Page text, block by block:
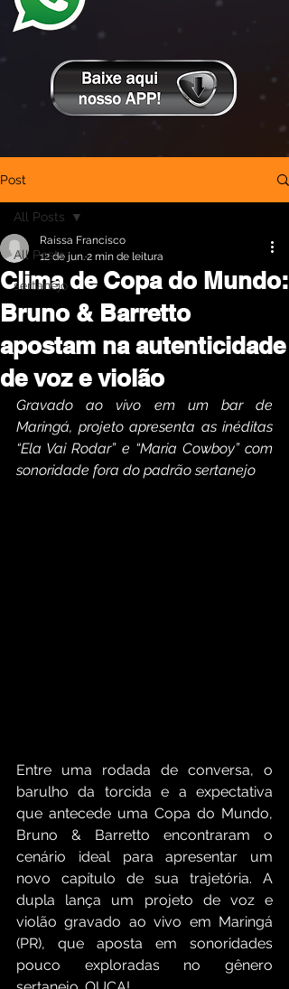
Post
All Posts
sertanejo
All Posts
Clima de Copa do Mundo:
Bruno & Barretto
apostam na autenticidade
de voz e violão
Raíssa Francisco
12 de jun.2 min de leitura
Gravado ao vivo em um bar de
Maringá, projeto apresenta as inéditas
“Ela Vai Rodar” e “Maria Cowboy” com
sonoridade fora do padrão sertanejo
Entre uma rodada de conversa, o
barulho da torcida e a expectativa
que antecede uma Copa do Mundo,
Bruno & Barretto encontraram o
cenário ideal para apresentar um
novo capítulo de sua trajetória. A
dupla lança um projeto de voz e
violão gravado ao vivo em Maringá
(PR), que aposta em sonoridades
pouco exploradas no gênero